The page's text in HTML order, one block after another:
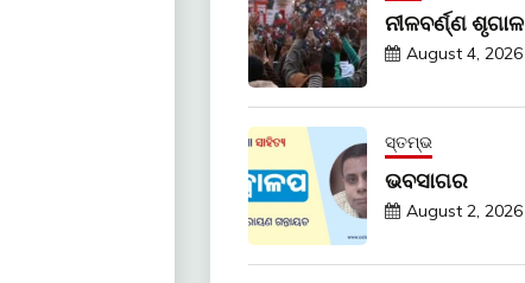
ନୀଳବର୍ଣ୍ଣ ଶୃଗାଳ
August 4, 2026
ସ୍ତମ୍ଭ
ଭବସାଗର
August 2, 2026